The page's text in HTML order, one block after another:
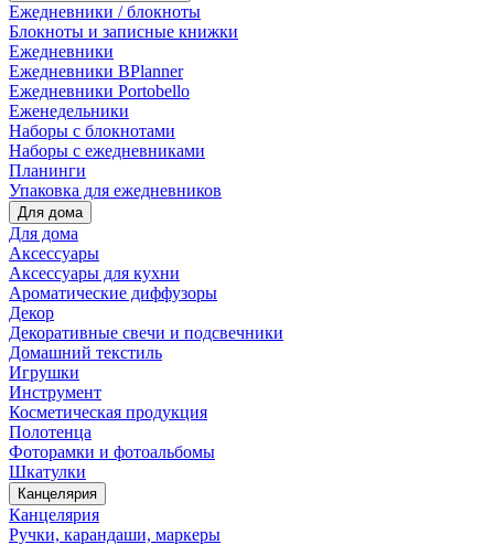
Ежедневники / блокноты
Блокноты и записные книжки
Ежедневники
Ежедневники BPlanner
Ежедневники Portobello
Еженедельники
Наборы с блокнотами
Наборы с ежедневниками
Планинги
Упаковка для ежедневников
Для дома
Для дома
Аксессуары
Аксессуары для кухни
Ароматические диффузоры
Декор
Декоративные свечи и подсвечники
Домашний текстиль
Игрушки
Инструмент
Косметическая продукция
Полотенца
Фоторамки и фотоальбомы
Шкатулки
Канцелярия
Канцелярия
Ручки, карандаши, маркеры